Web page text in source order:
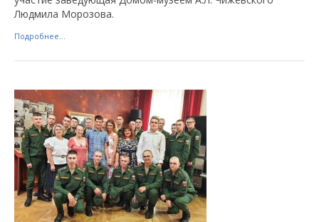
Людмила Морозова.
Подробнее...